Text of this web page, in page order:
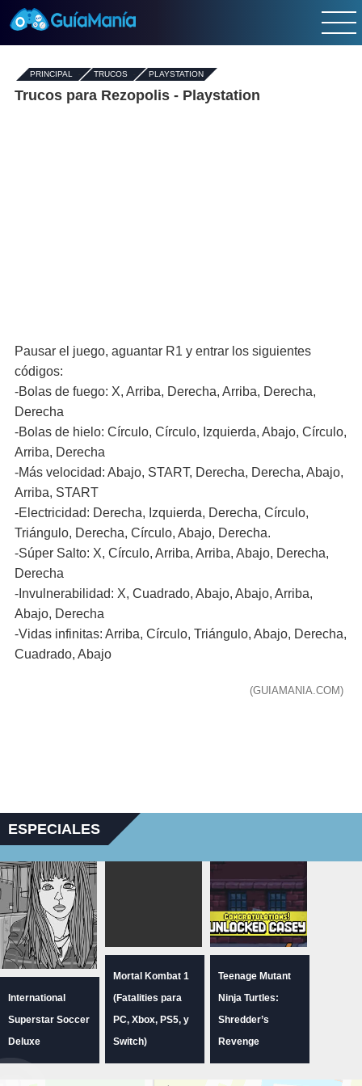
PRINCIPAL - TRUCOS- PLAYSTATION
Trucos para Rezopolis - Playstation
Pausar el juego, aguantar R1 y entrar los siguientes
códigos:
-Bolas de fuego: X, Arriba, Derecha, Arriba, Derecha,
Derecha
-Bolas de hielo: Círculo, Círculo, Izquierda, Abajo, Círculo,
Arriba, Derecha
-Más velocidad: Abajo, START, Derecha, Derecha, Abajo,
Arriba, START
-Electricidad: Derecha, Izquierda, Derecha, Círculo,
Triángulo, Derecha, Círculo, Abajo, Derecha.
-Súper Salto: X, Círculo, Arriba, Arriba, Abajo, Derecha,
Derecha
-Invulnerabilidad: X, Cuadrado, Abajo, Abajo, Arriba,
Abajo, Derecha
-Vidas infinitas: Arriba, Círculo, Triángulo, Abajo, Derecha,
Cuadrado, Abajo
(GUIAMANIA.COM)
ESPECIALES
International
Superstar Soccer
Deluxe
Mortal Kombat 1
(Fatalities para
PC, Xbox, PS5, y
Switch)
Teenage Mutant
Ninja Turtles:
Shredder’s
Revenge